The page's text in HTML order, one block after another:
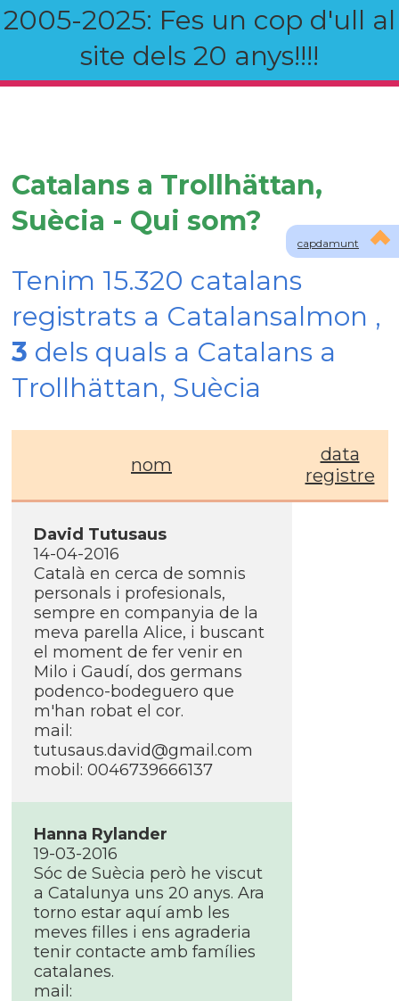
2005-2025: Fes un cop d'ull al
site dels 20 anys!!!!
capdamunt
Catalans a Trollhättan,
Suècia - Qui som?
Tenim 15.320 catalans
registrats a Catalansalmon ,
3 dels quals a Catalans a
Trollhättan, Suècia
nom
data
registre
David Tutusaus
14-04-2016
Català en cerca de somnis
personals i profesionals,
sempre en companyia de la
meva parella Alice, i buscant
el moment de fer venir en
Milo i Gaudí­, dos germans
podenco-bodeguero que
m'han robat el cor.
mail:
tutusaus.david@gmail.com
mobil: 0046739666137
Hanna Rylander
19-03-2016
Sóc de Suècia però he viscut
a Catalunya uns 20 anys. Ara
torno estar aquí­ amb les
meves filles i ens agraderia
tenir contacte amb famí­lies
catalanes.
mail: